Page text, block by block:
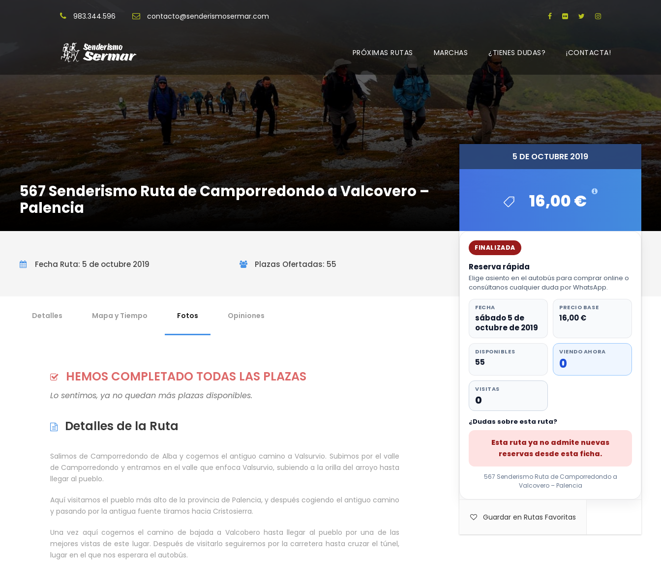
983.344.596 contacto@senderismosermar.com
PRÓXIMAS RUTAS MARCHAS ¿TIENES DUDAS? ¡CONTACTA!
567 Senderismo Ruta de Camporredondo a Valcovero –
Palencia
5 DE OCTUBRE 2019
16,00 €
5 DE OCTUBRE 2019
16,00 €
FINALIZADA
Reserva rápida
Elige asiento en el autobús para comprar online o
consúltanos cualquier duda por WhatsApp.
FECHA
sábado 5 de
octubre de 2019
PRECIO BASE
16,00 €
DISPONIBLES
55
VIENDO AHORA
0
VISITAS
0
¿Dudas sobre esta ruta?
Esta ruta ya no admite nuevas
reservas desde esta ficha.
567 Senderismo Ruta de Camporredondo a
Valcovero – Palencia
Guardar en Rutas Favoritas
Fecha Ruta: 5 de octubre 2019 Plazas Ofertadas: 55
Detalles Mapa y Tiempo Fotos Opiniones
HEMOS COMPLETADO TODAS LAS PLAZAS
Lo sentimos, ya no quedan más plazas disponibles.
Detalles de la Ruta
Salimos de Camporredondo de Alba y cogemos el antiguo camino a Valsurvio. Subimos por el valle
de Camporredondo y entramos en el valle que enfoca Valsurvio, subiendo a la orilla del arroyo hasta
llegar al pueblo.
Aquí visitamos el pueblo más alto de la provincia de Palencia, y después cogiendo el antiguo camino
y pasando por la antigua fuente tiramos hacia Cristosierra.
Una vez aquí cogemos el camino de bajada a Valcobero hasta llegar al pueblo por una de las
mejores vistas de este lugar. Después de visitarlo seguiremos por la carretera hasta cruzar el túnel,
lugar en el que nos esperara el autobús.